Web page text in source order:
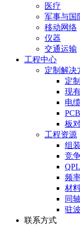
医疗
军事与国
移动网络
仪器
交通运输
工程中心
定制解决
定
现
电
板
工程资源
组
竞
频
材
同
驻
联系方式